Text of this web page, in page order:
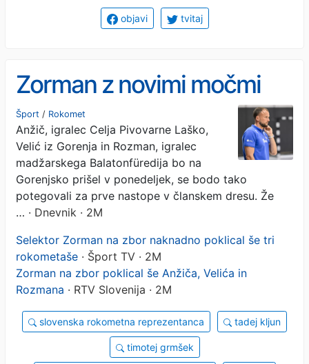
objavi tvitaj
Zorman z novimi močmi
Šport / Rokomet
Anžič, igralec Celja Pivovarne Laško,
Velić iz Gorenja in Rozman, igralec
madžarskega Balatonfüredija bo na
Gorenjsko prišel v ponedeljek, se bodo tako
potegovali za prve nastope v članskem dresu. Že
… · Dnevnik · 2M
Selektor Zorman na zbor naknadno poklical še tri
rokometaše · Šport TV · 2M
Zorman na zbor poklical še Anžiča, Velića in
Rozmana · RTV Slovenija · 2M
slovenska rokometna reprezentanca tadej kljun
timotej grmšek